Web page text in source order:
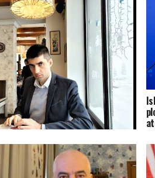
protesta: shto ujë e shto
e ka humbur fillin.